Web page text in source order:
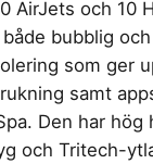
Elektrisk
Pizzaugn
Elvisp
MSM
NAD
NMN
Omega
tält
Stavar
dam
AirJets och 10
bubblig
som ger
samt
Den har hög
och Tritech-